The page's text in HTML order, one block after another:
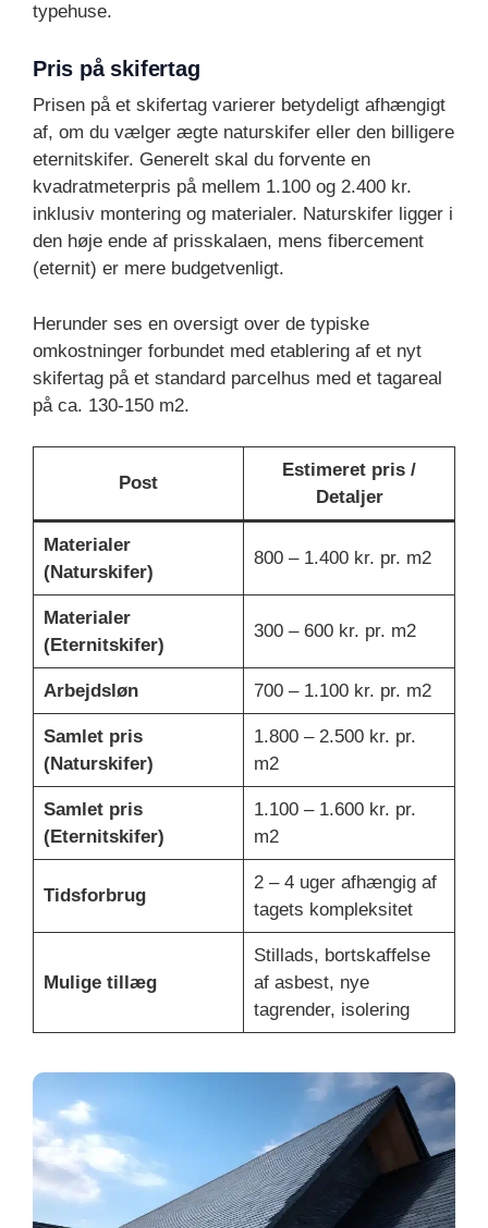
typehuse.
Pris på skifertag
Prisen på et skifertag varierer betydeligt afhængigt
af, om du vælger ægte naturskifer eller den billigere
eternitskifer. Generelt skal du forvente en
kvadratmeterpris på mellem 1.100 og 2.400 kr.
inklusiv montering og materialer. Naturskifer ligger i
den høje ende af prisskalaen, mens fibercement
(eternit) er mere budgetvenligt.
Herunder ses en oversigt over de typiske
omkostninger forbundet med etablering af et nyt
skifertag på et standard parcelhus med et tagareal
på ca. 130-150 m2.
Post
Estimeret pris /
Detaljer
Materialer
(Naturskifer)
800 – 1.400 kr. pr. m2
Materialer
(Eternitskifer)
300 – 600 kr. pr. m2
Arbejdsløn 700 – 1.100 kr. pr. m2
Samlet pris
(Naturskifer)
1.800 – 2.500 kr. pr.
m2
Samlet pris
(Eternitskifer)
1.100 – 1.600 kr. pr.
m2
Tidsforbrug
2 – 4 uger afhængig af
tagets kompleksitet
Mulige tillæg
Stillads, bortskaffelse
af asbest, nye
tagrender, isolering